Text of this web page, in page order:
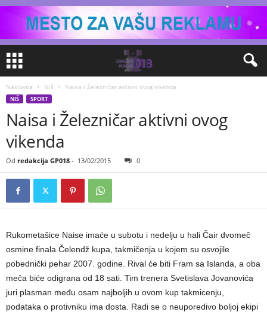
Naslovna Niš Naisa i Železničar aktivni ovog vikenda
NIŠ SPORT
Naisa i Železničar aktivni ovog
vikenda
Od redakcija GP018 - 13/02/2015 0
Rukometašice Naise imaće u subotu i nedelju u hali Čair dvomeč
osmine finala Čelendž kupa, takmičenja u kojem su osvojile
pobednički pehar 2007. godine. Rival će biti Fram sa Islanda, a oba
meča biće odigrana od 18 sati. Tim trenera Svetislava Jovanovića
juri plasman među osam najboljih u ovom kup takmicenju,
podataka o protivniku ima dosta. Radi se o neuporedivo boljoj ekipi